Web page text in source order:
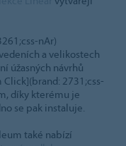
nAr)
a velikostech
úžasných návrhů
2731;css-
díky kterému je
se pak instaluje.
také nabízí